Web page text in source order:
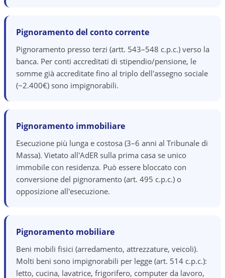
Pignoramento del conto corrente
Pignoramento presso terzi (artt. 543–548 c.p.c.) verso la
banca. Per conti accreditati di stipendio/pensione, le
somme già accreditate fino al triplo dell'assegno sociale
(~2.400€) sono impignorabili.
Pignoramento immobiliare
Esecuzione più lunga e costosa (3–6 anni al Tribunale di
Massa). Vietato all'AdER sulla prima casa se unico
immobile con residenza. Può essere bloccato con
conversione del pignoramento (art. 495 c.p.c.) o
opposizione all'esecuzione.
Pignoramento mobiliare
Beni mobili fisici (arredamento, attrezzature, veicoli).
Molti beni sono impignorabili per legge (art. 514 c.p.c.):
letto, cucina, lavatrice, frigorifero, computer da lavoro,